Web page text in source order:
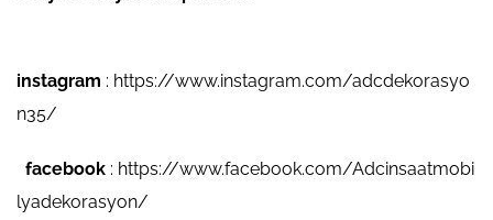
instagram : https://www.instagram.com/adcdekorasyo
n35/
facebook : https://www.facebook.com/Adcinsaatmobi
lyadekorasyon/